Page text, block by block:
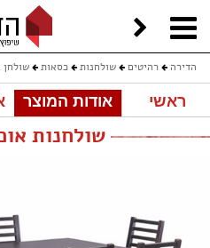
הדירה רהיטים שולחנות כסאות שולחן
שולחנות אוכל וכסאות
ראשי אודות המוצר
שולחנות